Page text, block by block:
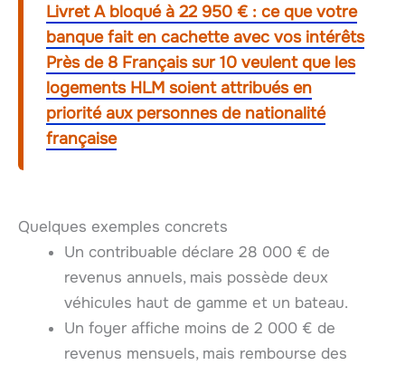
Livret A bloqué à 22 950 € : ce que votre
banque fait en cachette avec vos intérêts
Près de 8 Français sur 10 veulent que les
logements HLM soient attribués en
priorité aux personnes de nationalité
française
Quelques exemples concrets
Un contribuable déclare 28 000 € de
revenus annuels, mais possède deux
véhicules haut de gamme et un bateau.
Un foyer affiche moins de 2 000 € de
revenus mensuels, mais rembourse des